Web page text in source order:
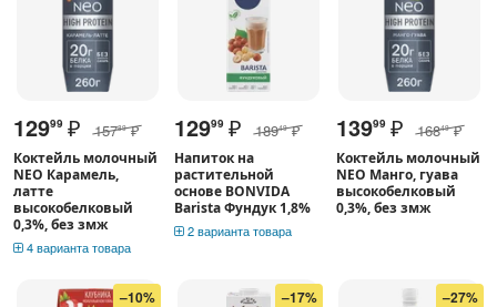
12999 ₽ 15789 ₽
Коктейль молочный
NEO Карамель,
латте
высокобелковый
0,3%, без змж
4 варианта товара
12999 ₽ 18949 ₽
Напиток на
растительной
основе BONVIDA
Barista Фундук 1,8%
2 варианта товара
13999 ₽ 16849 ₽
Коктейль молочный
NEO Манго, гуава
высокобелковый
0,3%, без змж
–10% –17% –27%